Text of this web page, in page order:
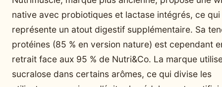
native avec probiotiques et lactase intégrés, ce qui
représente un atout digestif supplémentaire. Sa
protéines (85 % en version nature) est cependant
retrait face aux 95 % de Nutri&Co. La marque
sucralose dans certains arômes, ce qui divise les